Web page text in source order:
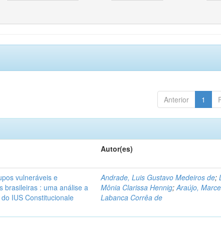
Anterior 1
Autor(es)
vulneráveis e
brasileiras : uma análise a
IUS Constitucionale
Andrade, Luis Gustavo Medeiros de;
Mônia Clarissa Hennig;Araújo,
Labanca Corrêa de